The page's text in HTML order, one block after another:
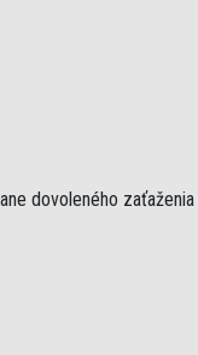
dovoleného zaťaženia